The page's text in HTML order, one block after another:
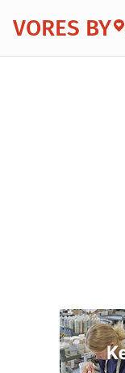
VORES BY